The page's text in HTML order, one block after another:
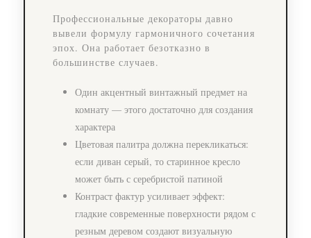
Профессиональные декораторы давно
вывели формулу гармоничного сочетания
эпох. Она работает безотказно в
большинстве случаев.
Один акцентный винтажный предмет на
комнату — этого достаточно для создания
характера
Цветовая палитра должна перекликаться:
если диван серый, то старинное кресло
может быть с серебристой патиной
Контраст фактур усиливает эффект:
гладкие современные поверхности рядом с
резным деревом создают визуальную